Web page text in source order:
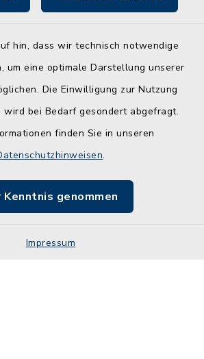
hin, dass wir technisch notwendige
um eine optimale Darstellung unserer
Die Einwilligung zur Nutzung
bei Bedarf gesondert abgefragt.
finden Sie in unseren
.
Kenntnis genommen
Impressum
Kontakt
Leichte Sprache
Impressum
Sitemap